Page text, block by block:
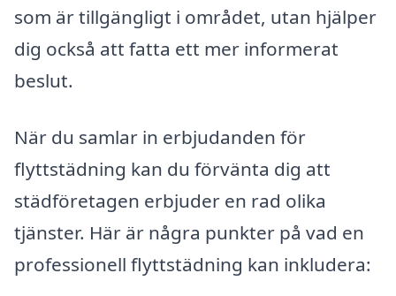
som är tillgängligt i området, utan hjälper
dig också att fatta ett mer informerat
beslut.
När du samlar in erbjudanden för
flyttstädning kan du förvänta dig att
städföretagen erbjuder en rad olika
tjänster. Här är några punkter på vad en
professionell flyttstädning kan inkludera: